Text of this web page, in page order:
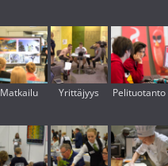
Matkailu Yrittäjyys Pelituotanto